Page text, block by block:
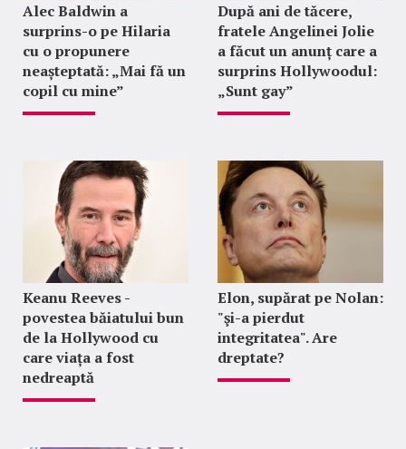
Alec Baldwin a
surprins-o pe Hilaria
cu o propunere
neașteptată: „Mai fă un
copil cu mine”
După ani de tăcere,
fratele Angelinei Jolie
a făcut un anunț care a
surprins Hollywoodul:
„Sunt gay”
Keanu Reeves -
povestea băiatului bun
de la Hollywood cu
care viața a fost
nedreaptă
Elon, supărat pe Nolan:
"şi-a pierdut
integritatea". Are
dreptate?